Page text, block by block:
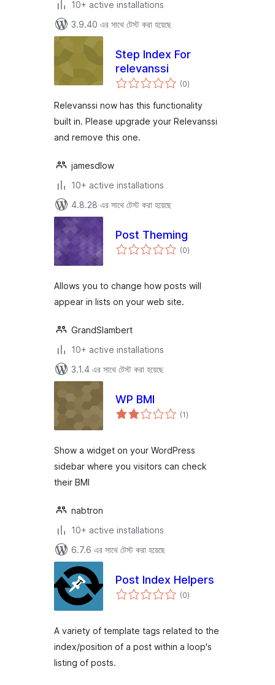
10+ active installations
3.9.40 এর সাথে টেস্ট করা হয়েছে
Step Index For
relevanssi
(0total
ratings
)
Relevanssi now has this functionality
built in. Please upgrade your Relevanssi
and remove this one.
jamesdlow
10+ active installations
4.8.28 এর সাথে টেস্ট করা হয়েছে
Post Theming
(0total
ratings
)
Allows you to change how posts will
appear in lists on your web site.
GrandSlambert
10+ active installations
3.1.4 এর সাথে টেস্ট করা হয়েছে
WP BMI
(1total
ratings
)
Show a widget on your WordPress
sidebar where you visitors can check
their BMI
nabtron
10+ active installations
6.7.6 এর সাথে টেস্ট করা হয়েছে
Post Index Helpers
(0total
ratings
)
A variety of template tags related to the
index/position of a post within a loop's
listing of posts.